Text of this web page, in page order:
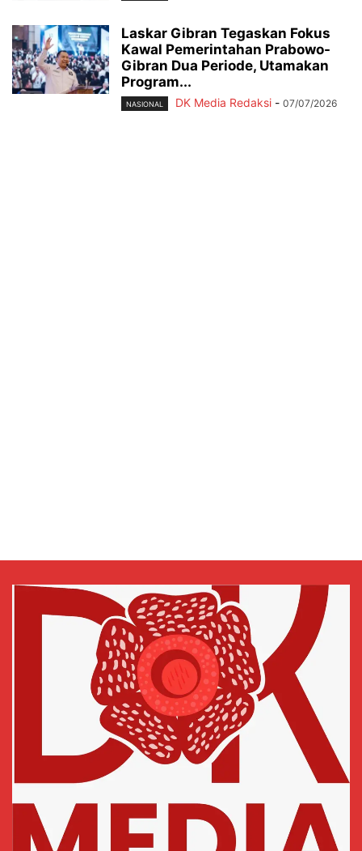
Laskar Gibran Tegaskan Fokus
Kawal Pemerintahan Prabowo-
Gibran Dua Periode, Utamakan
Program...
NASIONAL DK Media Redaksi - 07/07/2026